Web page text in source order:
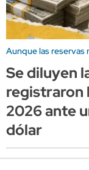
Aunque las
Se diluyen
registraron
2026 ante
dólar